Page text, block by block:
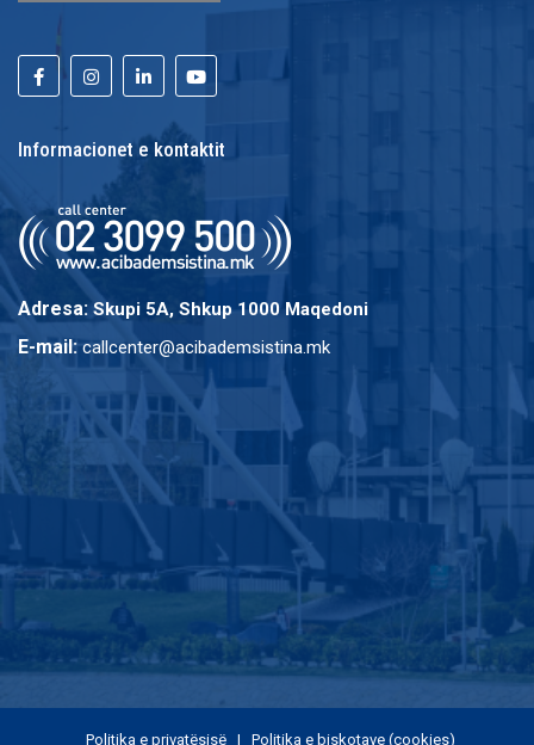
Informacionet e kontaktit
Adresa: Skupi 5A, Shkup 1000 Maqedoni
E-mail: callcenter@acibademsistina.mk
Politika e privatësisë | Politika e biskotave (cookies)